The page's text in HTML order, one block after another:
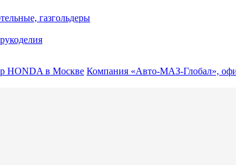
газгольдеры
HONDA в Москве Компания «Авто-МАЗ-Глобал»,